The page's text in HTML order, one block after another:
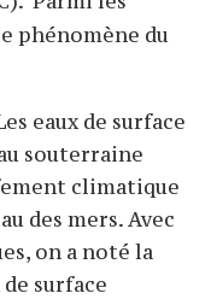
phénomène du
eaux de surface
souterraine
climatique
des mers. Avec
on a noté la
surface